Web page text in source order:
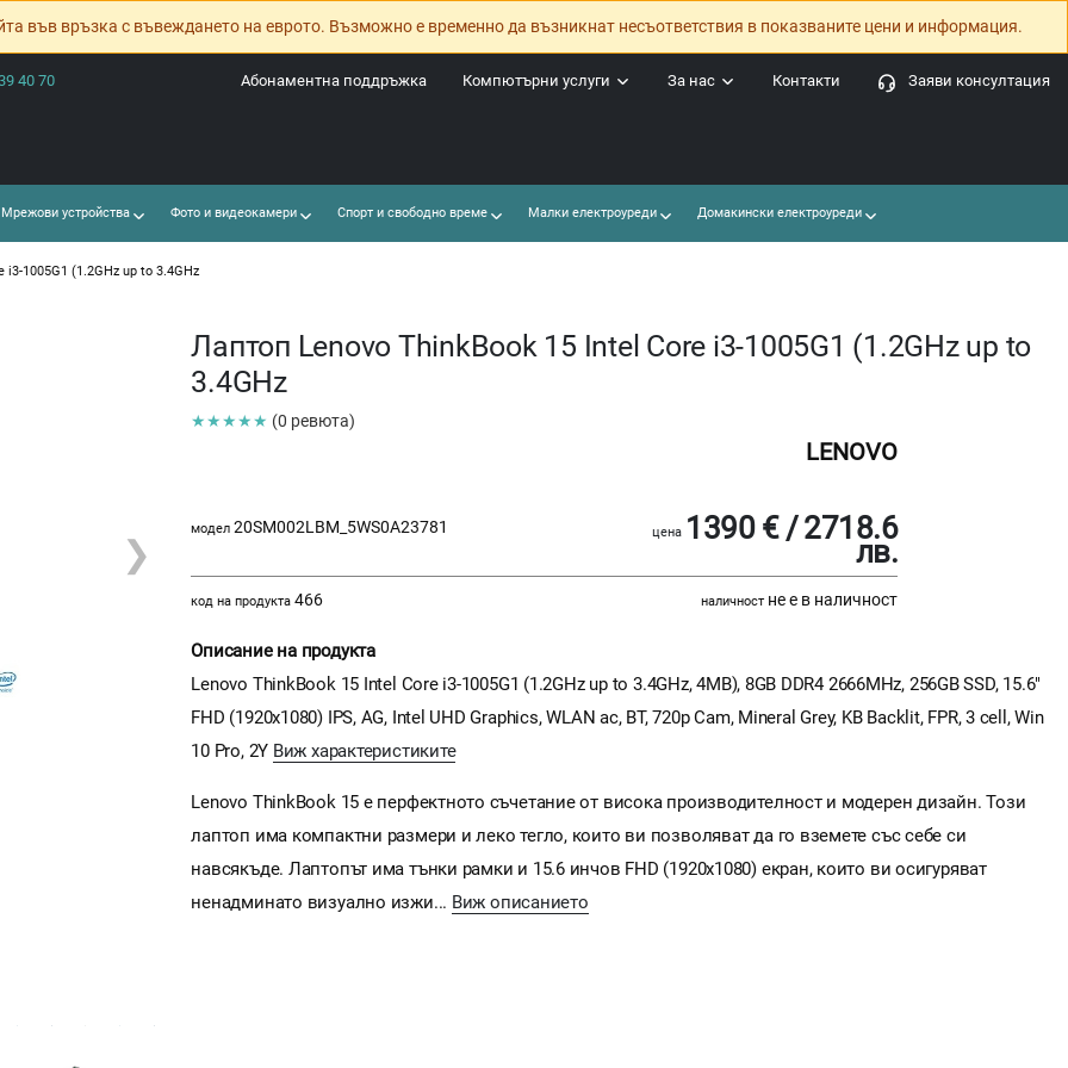
във връзка с въвеждането на еврото. Възможно е временно да възникнат несъответствия в показваните цени и информация.
40 70 Заяви консултация
Контакти
За нас
Компютърни услуги
Абонаментна поддръжка
устройства Фото и видеокамери Спорт и свободно време Малки електроуреди Домакински електроуреди
1005G1 (1.2GHz up to 3.4GHz
❯
Лаптоп Lenovo ThinkBook 15 Intel Core i3-1005G1 (1.2GHz up to
3.4GHz
★★★★★ (0 ревюта)
LENOVO
модел 20SM002LBM_5WS0A23781 цена 1390 € / 2718.6
лв.
код на продукта 466 наличност не е в наличност
Описание на продукта
Lenovo ThinkBook 15 Intel Core i3-1005G1 (1.2GHz up to 3.4GHz, 4MB), 8GB DDR4 2666MHz, 256GB SSD, 15.6"
FHD (1920x1080) IPS, AG, Intel UHD Graphics, WLAN ac, BT, 720p Cam, Mineral Grey, KB Backlit, FPR, 3 cell, Win
10 Pro, 2Y Виж характеристиките
Lenovo ThinkBook 15 е перфектното съчетание от висока производителност и модерен дизайн. Този
лаптоп има компактни размери и леко тегло, които ви позволяват да го вземете със себе си
навсякъде. Лаптопът има тънки рамки и 15.6 инчов FHD (1920x1080) екран, които ви осигуряват
ненадминато визуално изжи... Виж описанието